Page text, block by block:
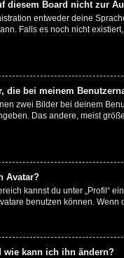
diesem Board nicht zur
entweder deine
Falls es noch nicht
die bei meinem
zwei Bilder bei deinem
Das andere, meist
Avatar?
kannst du unter „Profil“
benutzen können.
wie kann ich ihn ändern?